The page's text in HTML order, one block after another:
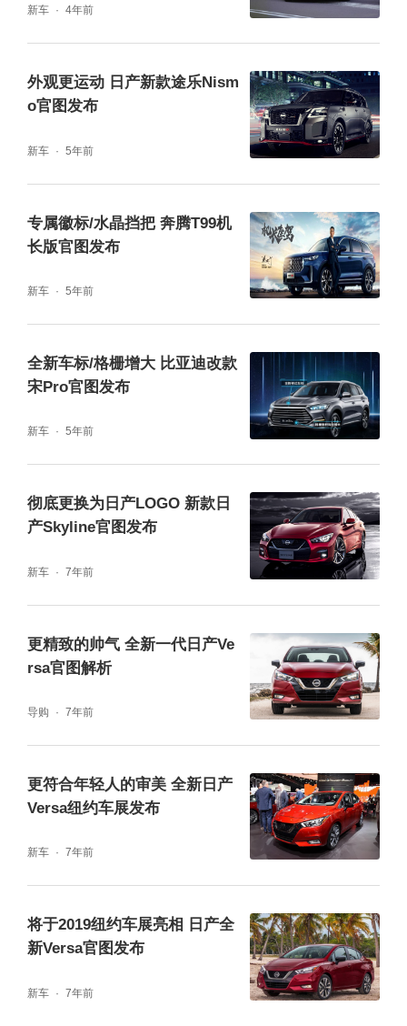
新车 4年前
外观更运动 日产新款途乐Nism
o官图发布
新车 5年前
专属徽标/水晶挡把 奔腾T99机
长版官图发布
新车 5年前
全新车标/格栅增大 比亚迪改款
宋Pro官图发布
新车 5年前
彻底更换为日产LOGO 新款日
产Skyline官图发布
新车 7年前
更精致的帅气 全新一代日产Ve
rsa官图解析
导购 7年前
更符合年轻人的审美 全新日产
Versa纽约车展发布
新车 7年前
将于2019纽约车展亮相 日产全
新Versa官图发布
新车 7年前